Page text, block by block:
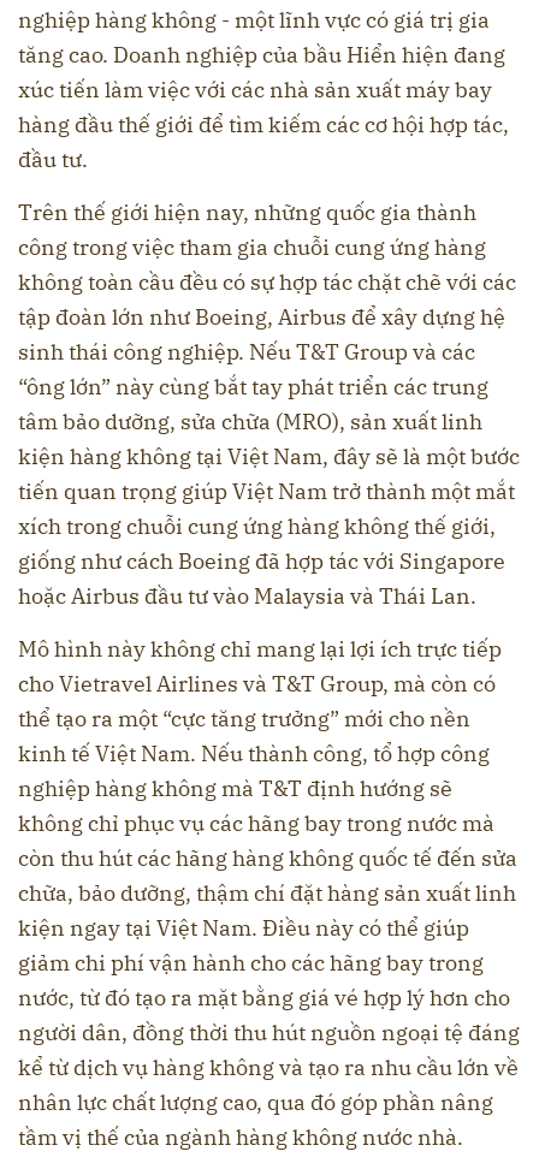
nghiệp hàng không - một lĩnh vực có giá trị gia
tăng cao. Doanh nghiệp của bầu Hiển hiện đang
xúc tiến làm việc với các nhà sản xuất máy bay
hàng đầu thế giới để tìm kiếm các cơ hội hợp tác,
đầu tư.
Trên thế giới hiện nay, những quốc gia thành
công trong việc tham gia chuỗi cung ứng hàng
không toàn cầu đều có sự hợp tác chặt chẽ với các
tập đoàn lớn như Boeing, Airbus để xây dựng hệ
sinh thái công nghiệp. Nếu T&T Group và các
“ông lớn” này cùng bắt tay phát triển các trung
tâm bảo dưỡng, sửa chữa (MRO), sản xuất linh
kiện hàng không tại Việt Nam, đây sẽ là một bước
tiến quan trọng giúp Việt Nam trở thành một mắt
xích trong chuỗi cung ứng hàng không thế giới,
giống như cách Boeing đã hợp tác với Singapore
hoặc Airbus đầu tư vào Malaysia và Thái Lan.
Mô hình này không chỉ mang lại lợi ích trực tiếp
cho Vietravel Airlines và T&T Group, mà còn có
thể tạo ra một “cực tăng trưởng” mới cho nền
kinh tế Việt Nam. Nếu thành công, tổ hợp công
nghiệp hàng không mà T&T định hướng sẽ
không chỉ phục vụ các hãng bay trong nước mà
còn thu hút các hãng hàng không quốc tế đến sửa
chữa, bảo dưỡng, thậm chí đặt hàng sản xuất linh
kiện ngay tại Việt Nam. Điều này có thể giúp
giảm chi phí vận hành cho các hãng bay trong
nước, từ đó tạo ra mặt bằng giá vé hợp lý hơn cho
người dân, đồng thời thu hút nguồn ngoại tệ đáng
kể từ dịch vụ hàng không và tạo ra nhu cầu lớn về
nhân lực chất lượng cao, qua đó góp phần nâng
tầm vị thế của ngành hàng không nước nhà.